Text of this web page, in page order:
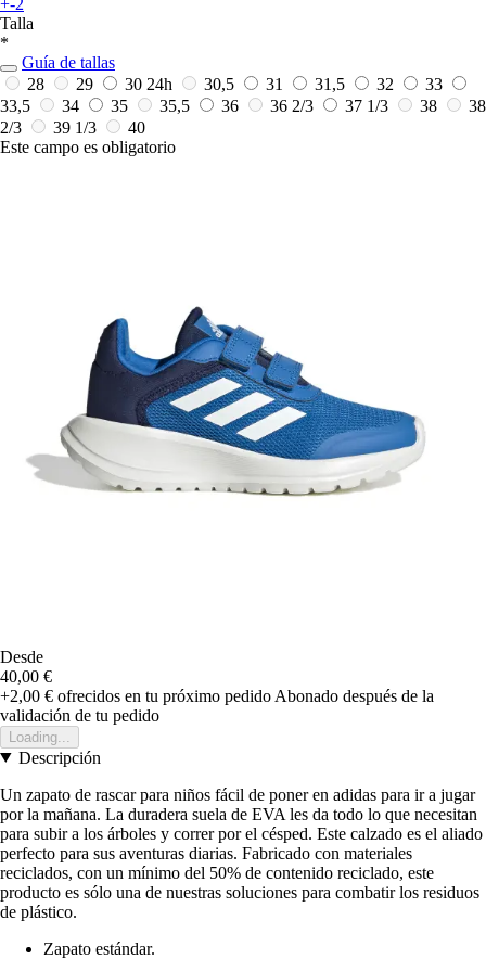
Talla
*
Guía de tallas
28
29 30 24h 30,5 31 31,5 32
33
33,5
34 35 35,5 36 36 2/3 37 1/3 38
38
2/3
39 1/3
40
Este campo es obligatorio
Desde
40,00 €
+2,00 € ofrecidos en tu próximo pedido Abonado después de la
validación de tu pedido
Loading...
Descripción
Un zapato de rascar para niños fácil de poner en adidas para ir a jugar
por la mañana. La duradera suela de EVA les da todo lo que necesitan
para subir a los árboles y correr por el césped. Este calzado es el aliado
perfecto para sus aventuras diarias. Fabricado con materiales
reciclados, con un mínimo del 50% de contenido reciclado, este
producto es sólo una de nuestras soluciones para combatir los residuos
de plástico.
Zapato estándar.